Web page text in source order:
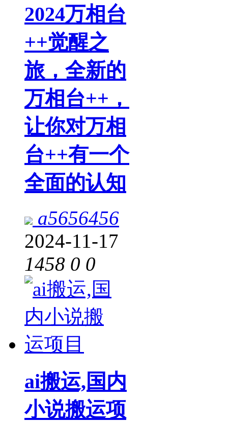
2024万相台
++觉醒之
旅，全新的
万相台++，
让你对万相
台++有一个
全面的认知
a5656456
2024-11-17
1458 0 0
ai搬运,国内
小说搬运项